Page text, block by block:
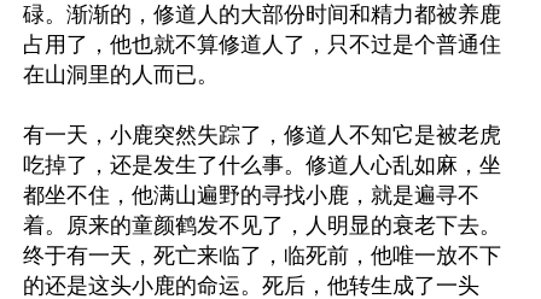
碌。渐渐的，修道人的大部份时间和精力都被养鹿
占用了，他也就不算修道人了，只不过是个普通住
在山洞里的人而已。
有一天，小鹿突然失踪了，修道人不知它是被老虎
吃掉了，还是发生了什么事。修道人心乱如麻，坐
都坐不住，他满山遍野的寻找小鹿，就是遍寻不
着。原来的童颜鹤发不见了，人明显的衰老下去。
终于有一天，死亡来临了，临死前，他唯一放不下
的还是这头小鹿的命运。死后，他转生成了一头